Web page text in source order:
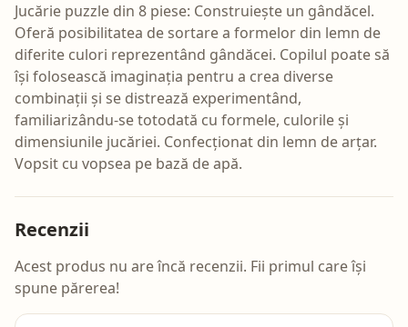
Jucărie puzzle din 8 piese: Construiește un gândăcel.
Oferă posibilitatea de sortare a formelor din lemn de
diferite culori reprezentând gândăcei. Copilul poate să
își folosească imaginația pentru a crea diverse
combinații și se distrează experimentând,
familiarizându-se totodată cu formele, culorile și
dimensiunile jucăriei. Confecționat din lemn de arțar.
Vopsit cu vopsea pe bază de apă.
Recenzii
Acest produs nu are încă recenzii. Fii primul care își
spune părerea!